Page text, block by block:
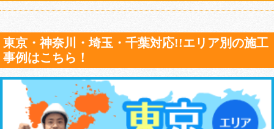
東京・神奈川・埼玉・千葉対応!!エリア別の施工
事例はこちら！